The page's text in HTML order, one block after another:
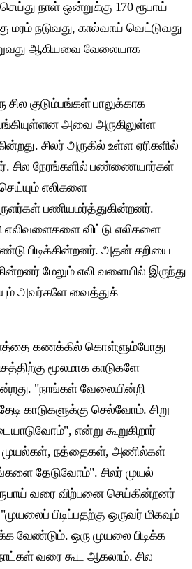
நாள் ஒன்றுக்கு 170 ரூபாய்
மரம் நடுவது, கால்வாய் வெட்டுவது
ஆகியவை வேலையாக
குடும்பங்கள் பாலுக்காக
அவை அருகிலுள்ள
சிலர் அருகில் உள்ள ஏரிகளில்
சில நேரங்களில் பண்ணையார்கள்
எலிகளை
பணியமர்த்துகின்றனர்.
எலிவளைகளை விட்டு எலிகளை
பிடிக்கின்றனர். அதன் கறியை
மேலும் எலி வளையில் இருந்து
அவர்களே வைத்துக்
கணக்கில் கொள்ளும்போது
மூலமாக காடுகளே
"நாங்கள் வேலையின்றி
காடுகளுக்கு செல்வோம். சிறு
என்று கூறுகிறார்
நத்தைகள், அணில்கள்
தேடுவோம்". சிலர் முயல்
வரை விற்பனை செய்கின்றனர்
பிடிப்பதற்கு ஒருவர் மிகவும்
வேண்டும். ஒரு முயலை பிடிக்க
வரை கூட ஆகலாம். சில